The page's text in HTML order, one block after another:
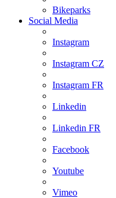
Bikeparks
Social Media
Instagram
Instagram CZ
Instagram FR
Linkedin
Linkedin FR
Facebook
Youtube
Vimeo